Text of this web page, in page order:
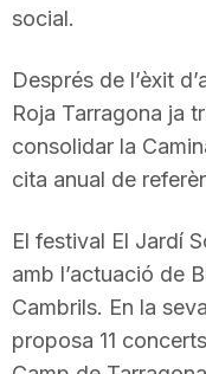
social.
Després de l’èxit
Roja Tarragona ja
consolidar la
cita anual de
El festival El Jardí
amb l’actuació de
Cambrils. En la
proposa 11